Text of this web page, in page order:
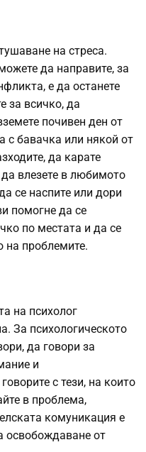
на стреса.
да направите, за
е да останете
за всичко, да
почивен ден от
с бавачка или някой от
да карате
влезете в любимото
се наспите или дори
помогне да се
по местата и да се
на проблемите.
на психолог
За психологическото
да говори за
и
с тези, на които
в проблема,
комуникация е
освобождаване от